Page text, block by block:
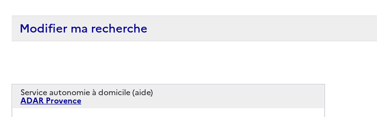
Modifier ma recherche
Service autonomie à domicile (aide)
ADAR Provence